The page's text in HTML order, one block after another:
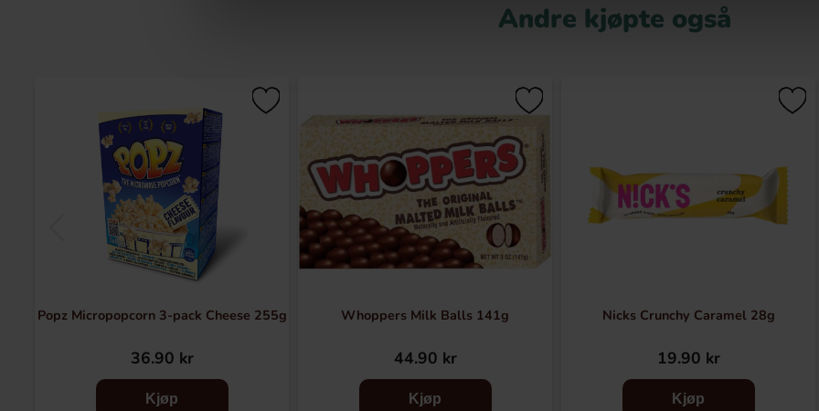
Andre kjøpte også
Popz Micropopcorn 3-pack Cheese 255g
36.90 kr
Kjøp
Whoppers Milk Balls 141g
44.90 kr
Kjøp
Nicks Crunchy Caramel 28g
19.90 kr
Kjøp